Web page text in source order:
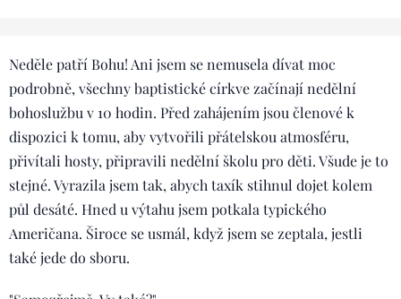
Neděle patří Bohu! Ani jsem se nemusela dívat moc
podrobně, všechny baptistické církve začínají nedělní
bohoslužbu v 10 hodin. Před zahájením jsou členové k
dispozici k tomu, aby vytvořili přátelskou atmosféru,
přivítali hosty, připravili nedělní školu pro děti. Všude je to
stejné. Vyrazila jsem tak, abych taxík stihnul dojet kolem
půl desáté. Hned u výtahu jsem potkala typického
Američana. Široce se usmál, když jsem se zeptala, jestli
také jede do sboru.